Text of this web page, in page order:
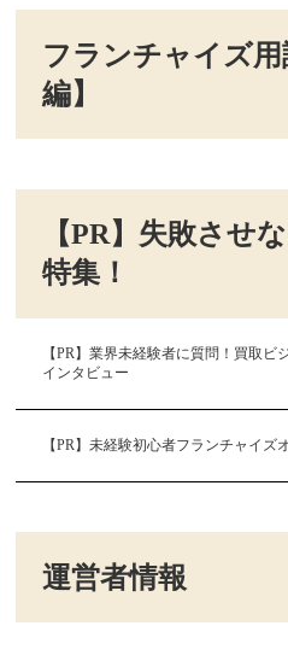
フランチャイズ用
編】
【PR】失敗させ
特集！
【PR】業界未経験者に質問！買取
インタビュー
【PR】未経験初心者フランチャイズ
運営者情報